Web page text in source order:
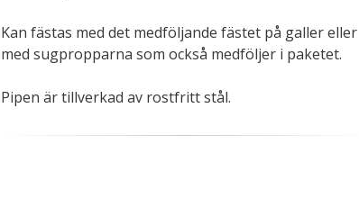
Kan fästas med det medföljande fästet på galler eller
med sugpropparna som också medföljer i paketet.
Pipen är tillverkad av rostfritt stål.